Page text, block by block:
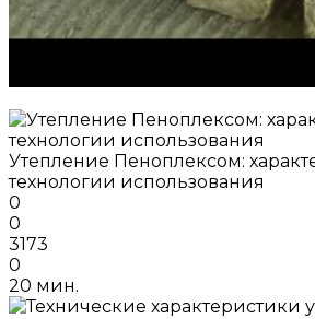
Утепление Пеноплексом:
технологии использования
0
0
3173
0
20 мин.